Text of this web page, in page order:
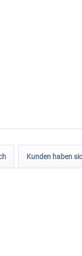
Kunden haben